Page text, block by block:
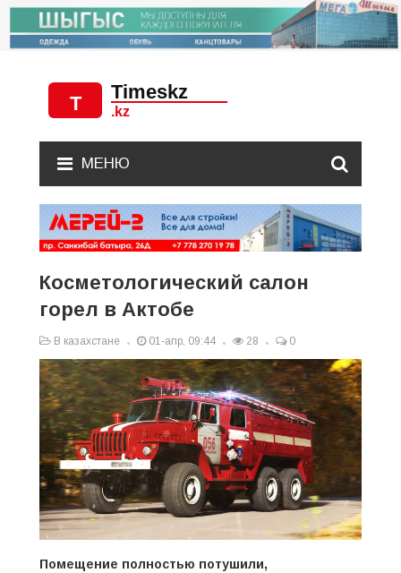
МЕНЮ
Косметологический салон
горел в Актобе
В казахстане 01-апр, 09:44 28 0
Помещение полностью потушили,